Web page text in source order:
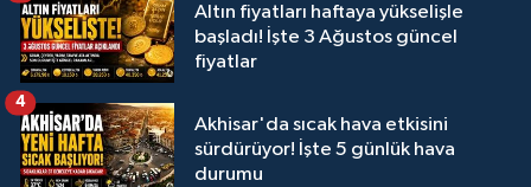
Altın fiyatları haftaya yükselişle
başladı! İşte 3 Ağustos güncel
fiyatlar
Akhisar'da sıcak hava etkisini
sürdürüyor! İşte 5 günlük hava
durumu
4